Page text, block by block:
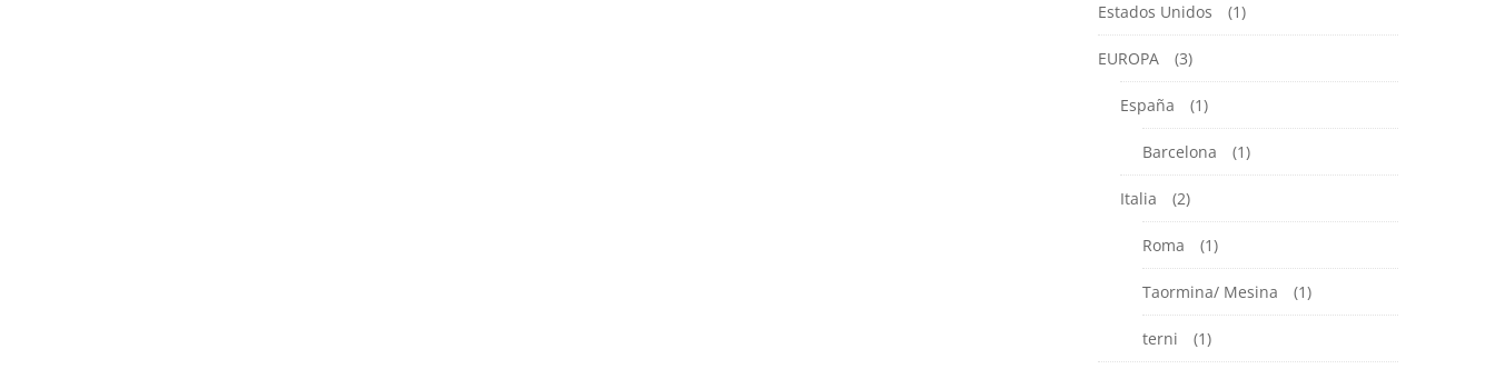
Estados Unidos (1)
EUROPA (3)
España (1)
Barcelona (1)
Italia (2)
Roma (1)
Taormina/ Mesina (1)
terni (1)